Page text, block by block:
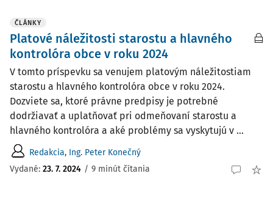
ČLÁNKY
Platové náležitosti starostu a hlavného
kontrolóra obce v roku 2024
V tomto príspevku sa venujem platovým náležitostiam
starostu a hlavného kontrolóra obce v roku 2024.
Dozviete sa, ktoré právne predpisy je potrebné
dodržiavať a uplatňovať pri odmeňovaní starostu a
hlavného kontrolóra a aké problémy sa vyskytujú v ...
Redakcia, Ing. Peter Konečný
Vydané: 23. 7. 2024 / 9 minút čítania